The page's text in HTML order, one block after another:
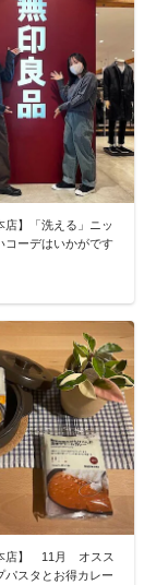
店】「洗える」ニッ
コーデはいかがです
本店】 11月 オスス
スタとお得カレー